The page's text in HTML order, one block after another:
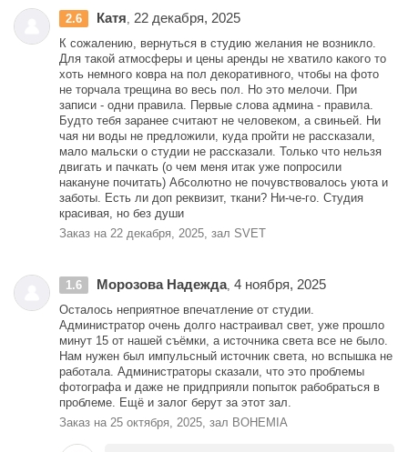
2.6 Катя 22 декабря, 2025
К сожалению, вернуться в студию желания не возникло.
Для такой атмосферы и цены аренды не хватило какого то
хоть немного ковра на пол декоративного, чтобы на фото
не торчала трещина во весь пол. Но это мелочи. При
записи - одни правила. Первые слова админа - правила.
Будто тебя заранее считают не человеком, а свиньей. Ни
чая ни воды не предложили, куда пройти не рассказали,
мало мальски о студии не рассказали. Только что нельзя
двигать и пачкать (о чем меня итак уже попросили
накануне почитать) Абсолютно не почувствовалось уюта и
заботы. Есть ли доп реквизит, ткани? Ни-че-го. Студия
красивая, но без души
Заказ на 22 декабря, 2025, зал SVET
1.6 Морозова Надежда, 4 ноября, 2025
Осталось неприятное впечатление от студии.
Администратор очень долго настраивал свет, уже прошло
минут 15 от нашей съёмки, а источника света все не было.
Нам нужен был импульсный источник света, но вспышка не
работала. Администраторы сказали, что это проблемы
фотографа и даже не придприяли попыток рабобраться в
проблеме. Ещё и залог берут за этот зал.
Заказ на 25 октября, 2025, зал BOHEMIA